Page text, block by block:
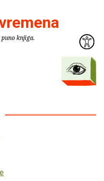
puno knjiga.